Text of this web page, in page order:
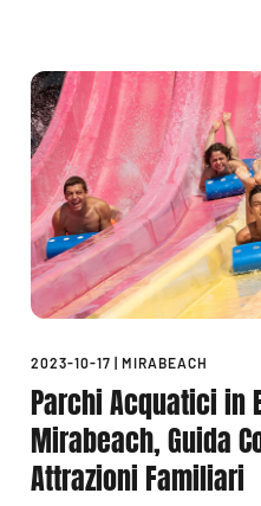
2023-10-17 | MIRABEACH
Parchi Acquatici in
Mirabeach, Guida
Attrazioni Familiari